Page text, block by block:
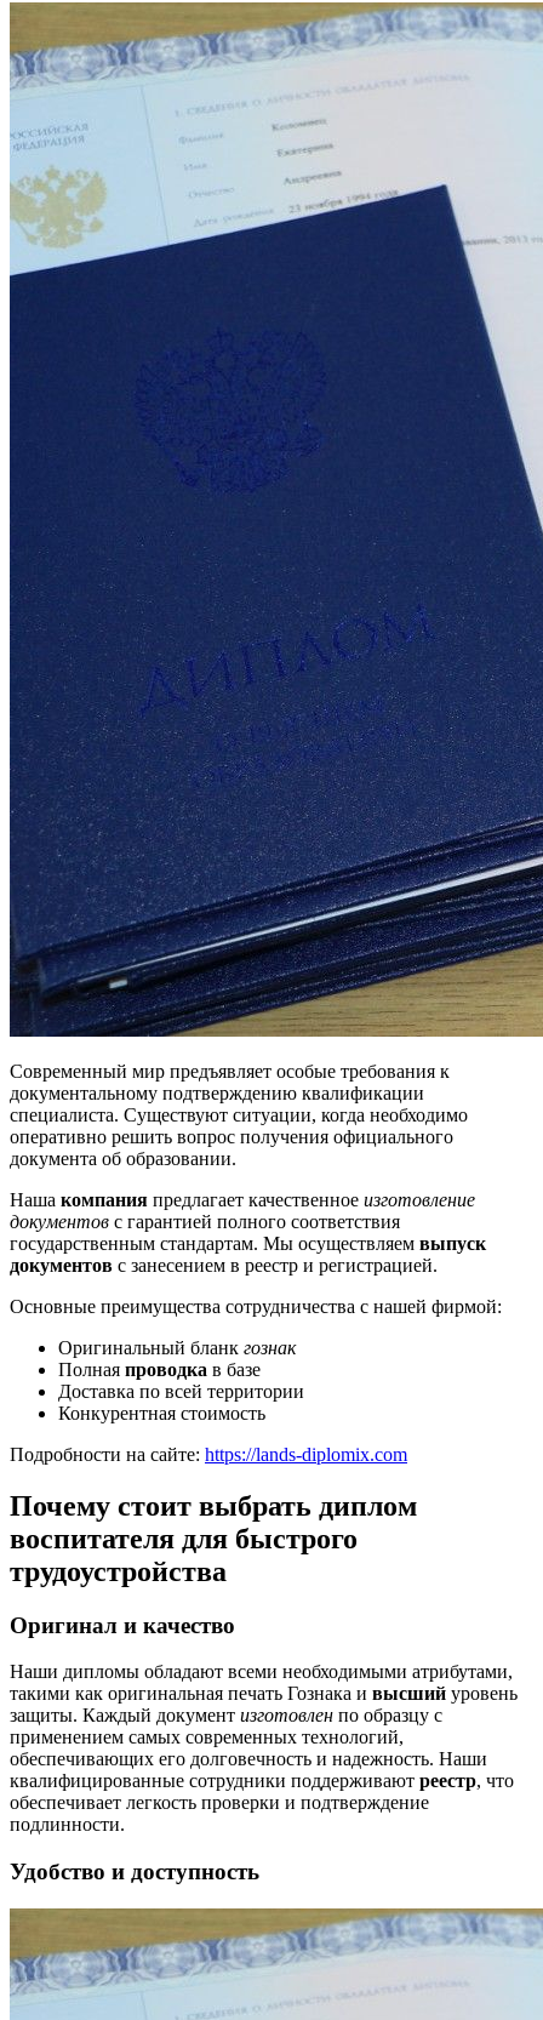
Современный мир предъявляет особые требования к
документальному подтверждению квалификации
специалиста. Существуют ситуации, когда необходимо
оперативно решить вопрос получения официального
документа об образовании.
Наша компания предлагает качественное изготовление
документов с гарантией полного соответствия
государственным стандартам. Мы осуществляем выпуск
документов с занесением в реестр и регистрацией.
Основные преимущества сотрудничества с нашей фирмой:
Оригинальный бланк гознак
Полная проводка в базе
Доставка по всей территории
Конкурентная стоимость
Подробности на сайте: https://lands-diplomix.com
Почему стоит выбрать диплом
воспитателя для быстрого
трудоустройства
Оригинал и качество
Наши дипломы обладают всеми необходимыми атрибутами,
такими как оригинальная печать Гознака и высший уровень
защиты. Каждый документ изготовлен по образцу с
применением самых современных технологий,
обеспечивающих его долговечность и надежность. Наши
квалифицированные сотрудники поддерживают реестр, что
обеспечивает легкость проверки и подтверждение
подлинности.
Удобство и доступность